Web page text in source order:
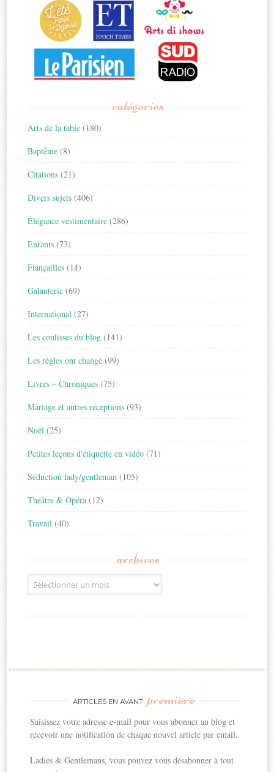
catégories
Arts de la table (180)
Baptême (8)
Citations (21)
Divers sujets (406)
Élégance vestimentaire (286)
Enfants (73)
Fiançailles (14)
Galanterie (69)
International (27)
Les coulisses du blog (141)
Les règles ont changé (99)
Livres – Chroniques (75)
Mariage et autres réceptions (93)
Noël (25)
Petites leçons d'étiquette en vidéo (71)
Séduction lady/gentleman (105)
Théâtre & Opéra (12)
Travail (40)
archives
Archives
ARTICLES EN AVANT première
Saisissez votre adresse e-mail pour vous abonner au blog et
recevoir une notification de chaque nouvel article par email.
Ladies & Gentlemans, vous pouvez vous désabonner à tout